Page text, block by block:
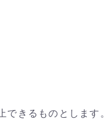
きるものとします。